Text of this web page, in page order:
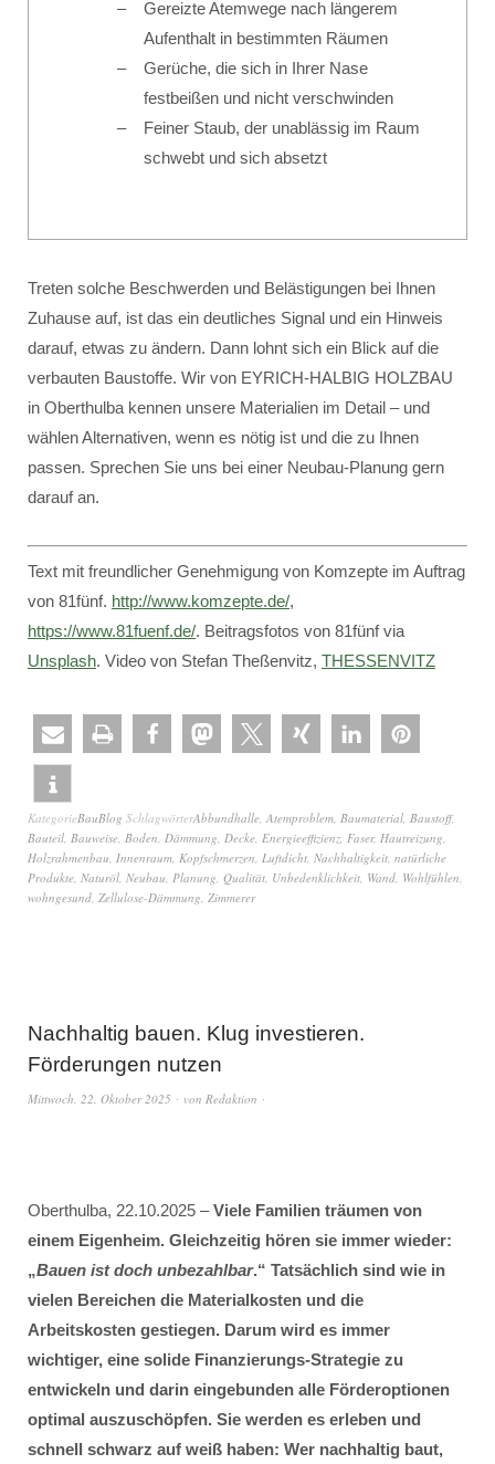
Gereizte Atemwege nach längerem
Aufenthalt in bestimmten Räumen
Gerüche, die sich in Ihrer Nase
festbeißen und nicht verschwinden
Feiner Staub, der unablässig im Raum
schwebt und sich absetzt
Treten solche Beschwerden und Belästigungen bei Ihnen
Zuhause auf, ist das ein deutliches Signal und ein Hinweis
darauf, etwas zu ändern. Dann lohnt sich ein Blick auf die
verbauten Baustoffe. Wir von EYRICH-HALBIG HOLZBAU
in Oberthulba kennen unsere Materialien im Detail – und
wählen Alternativen, wenn es nötig ist und die zu Ihnen
passen. Sprechen Sie uns bei einer Neubau-Planung gern
darauf an.
Text mit freundlicher Genehmigung von Komzepte im Auftrag
von 81fünf. http://www.komzepte.de/,
https://www.81fuenf.de/. Beitragsfotos von 81fünf via
Unsplash. Video von Stefan Theßenvitz, THESSENVITZ
KategorieBauBlog SchlagwörterAbbundhalle, Atemproblem, Baumaterial, Baustoff,
Bauteil, Bauweise, Boden, Dämmung, Decke, Energieeffizienz, Faser, Hautreizung,
Holzrahmenbau, Innenraum, Kopfschmerzen, Luftdicht, Nachhaltigkeit, natürliche
Produkte, Naturöl, Neubau, Planung, Qualität, Unbedenklichkeit, Wand, Wohlfühlen,
wohngesund, Zellulose-Dämmung, Zimmerer
Nachhaltig bauen. Klug investieren.
Förderungen nutzen
Mittwoch, 22. Oktober 2025 von Redaktion
Oberthulba, 22.10.2025 –Viele Familien träumen von
einem Eigenheim. Gleichzeitig hören sie immer wieder:
„Bauen ist doch unbezahlbar.“ Tatsächlich sind wie in
vielen Bereichen die Materialkosten und die
Arbeitskosten gestiegen. Darum wird es immer
wichtiger, eine solide Finanzierungs-Strategie zu
entwickeln und darin eingebunden alle Förderoptionen
optimal auszuschöpfen. Sie werden es erleben und
schnell schwarz auf weiß haben: Wer nachhaltig baut,